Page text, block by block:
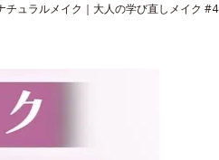
チュラルメイク｜大人の学び直しメイク #4